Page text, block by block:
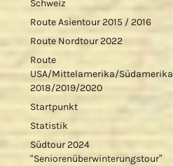
Schweiz
Route Asientour 2015 / 2016
Route Nordtour 2022
Route
USA/Mittelamerika/Südamerika
2018/2019/2020
Startpunkt
Statistik
Südtour 2024
“Seniorenüberwinterungstour”